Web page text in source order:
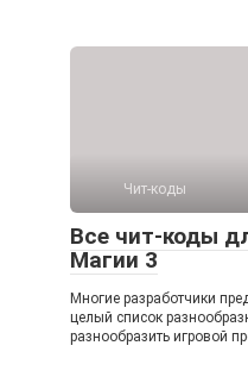
Чит-коды
Все чит-коды
Магии 3
Многие разработчики
целый список
разнообразить игровой